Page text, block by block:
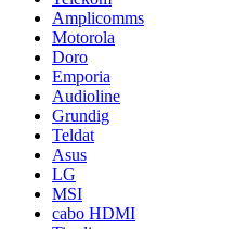
Amplicomms
Motorola
Doro
Emporia
Audioline
Grundig
Teldat
Asus
LG
MSI
cabo HDMI